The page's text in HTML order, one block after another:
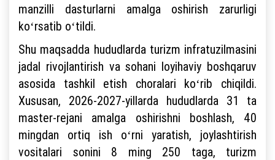
manzilli dasturlarni amalga oshirish zarurligi
koʻrsatib oʻtildi.
Shu maqsadda hududlarda turizm infratuzilmasini
jadal rivojlantirish va sohani loyihaviy boshqaruv
asosida tashkil etish choralari koʻrib chiqildi.
Xususan, 2026-2027-yillarda hududlarda 31 ta
master-rejani amalga oshirishni boshlash, 40
mingdan ortiq ish oʻrni yaratish, joylashtirish
vositalari sonini 8 ming 250 taga, turizm